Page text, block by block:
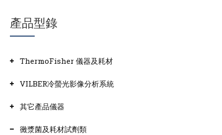
產品型錄
ThermoFisher 儀器及耗材
VILBER冷螢光影像分析系統
其它產品儀器
黴漿菌及耗材試劑類